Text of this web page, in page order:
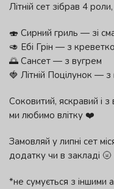
Літній сет зібрав 4
🍣 Сирний гриль — зі
🥑 Ебі Грін — з
🌅 Сансет — з вугрем
🍓 Літній Поцілунок —
Соковитий, яскравий і
ми любимо влітку ❤️
Замовляй у липні сет
додатку чи в закладі 🌝
*не сумується з іншими